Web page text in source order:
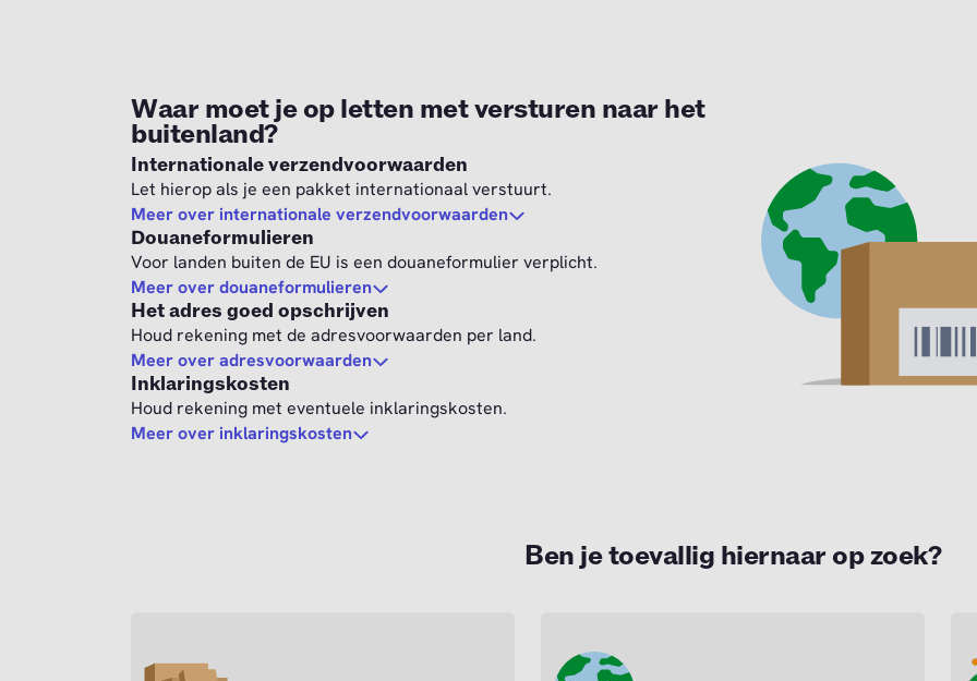
Waar moet je op letten met versturen naar het
buitenland?
Internationale verzendvoorwaarden
Let hierop als je een pakket internationaal verstuurt.
Meer over internationale verzendvoorwaarden
Douaneformulieren
Voor landen buiten de EU is een douaneformulier verplicht.
Meer over douaneformulieren
Het adres goed opschrijven
Houd rekening met de adresvoorwaarden per land.
Meer over adresvoorwaarden
Inklaringskosten
Houd rekening met eventuele inklaringskosten.
Meer over inklaringskosten
Ben je toevallig hiernaar op zoek?